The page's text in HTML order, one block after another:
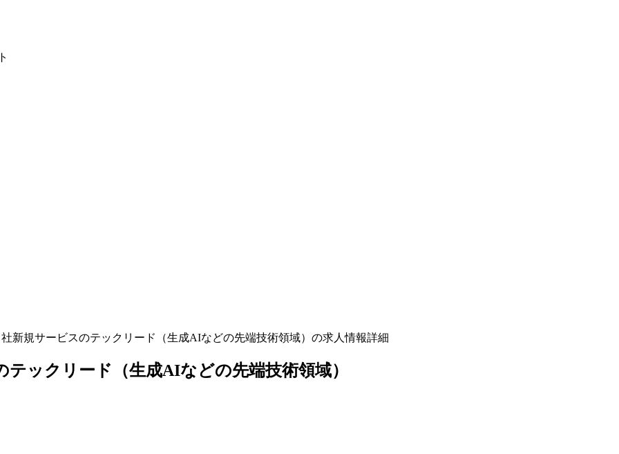
新規サービスのテックリード（生成AIなどの先端技術領域）の求人情報詳細
ックリード（生成AIなどの先端技術領域）